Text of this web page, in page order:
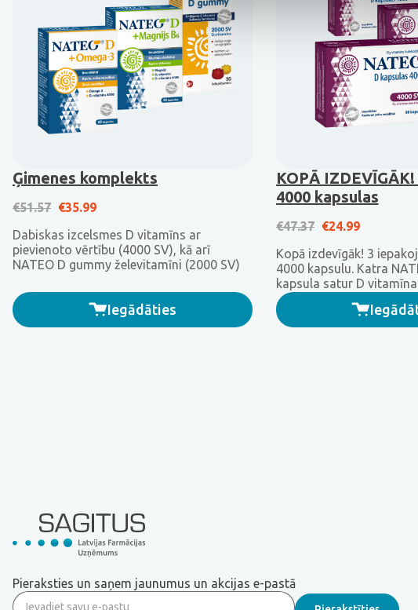
Ģimenes komplekts
€51.57 Original price was: €51.57.
€35.99Current price is: €35.99.
Dabiskas izcelsmes D vitamīns ar
pievienoto vērtību (4000 SV), kā arī
NATEO D gummy želevitamīni (2000 SV)
Iegādāties
KOPĀ
4000 kapsulas
€47.37 Original price
€24.99Current
Kopā izdevīgāk! 3
4000 kapsulu. Katra
kapsula satur D
pieaugušajiem – 4000 SV.
Pieraksties un saņem jaunumus un akcijas e-pastā